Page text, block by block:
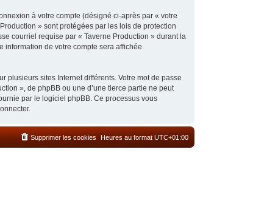
à votre compte (désigné ci-après par « votre
» sont protégées par les lois de protection
courriel requise par « Taverne Production » durant la
information de votre compte sera affichée
plusieurs sites Internet différents. Votre mot de passe
», de phpBB ou une d’une tierce partie ne peut
par le logiciel phpBB. Ce processus vous
Heures au format UTC+01:00
Supprimer les cookies